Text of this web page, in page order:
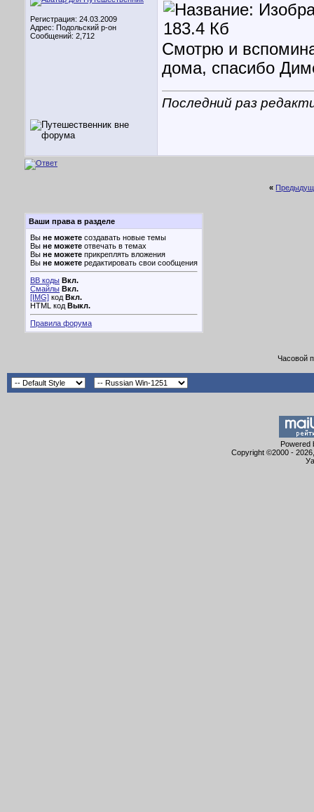
Регистрация: 24.03.2009
Адрес: Подольский р-он
Сообщений: 2,712
Смотрю и
дома, спасибо
Последний раз
«
Ваши права в разделе
Вы не можете создавать новые темы
Вы не можете отвечать в темах
Вы не можете прикреплять вложения
Вы не можете редактировать свои сообщения
BB коды Вкл.
Смайлы Вкл.
[IMG] код Вкл.
HTML код Выкл.
Правила форума
Часовой
Powered
Copyright ©2000 -